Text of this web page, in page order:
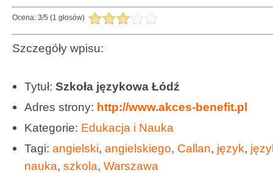
Ocena: 3/5 (1 głosów)
Szczegóły wpisu:
Tytuł: Szkoła językowa Łódź
Adres strony: http://www.akces-benefit.pl
Kategorie: Edukacja i Nauka
Tagi: angielski, angielskiego, Callan, język,
nauka, szkola, Warszawa